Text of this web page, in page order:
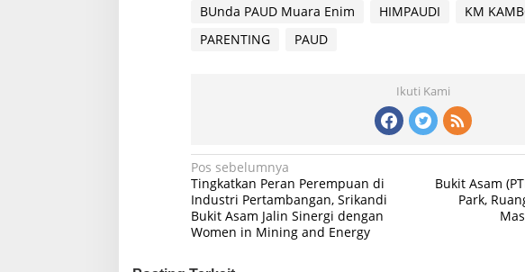
BUnda PAUD Muara Enim HIMPAUDI
KM
PARENTING
PAUD
Ikuti Kami
Navigasi
pos
Pos sebelumnya
Tingkatkan Peran Perempuan di
Industri Pertambangan, Srikandi
Bukit Asam Jalin Sinergi dengan
Women in Mining and Energy
Bukit Asam
Park,